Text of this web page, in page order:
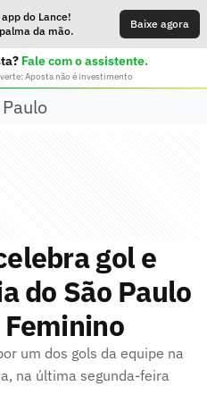
do Lance!
da mão.
Baixe agora
Fale com o assistente.
Aposta não é investimento
gol e
do São Paulo
um dos gols da equipe na
na última segunda-feira